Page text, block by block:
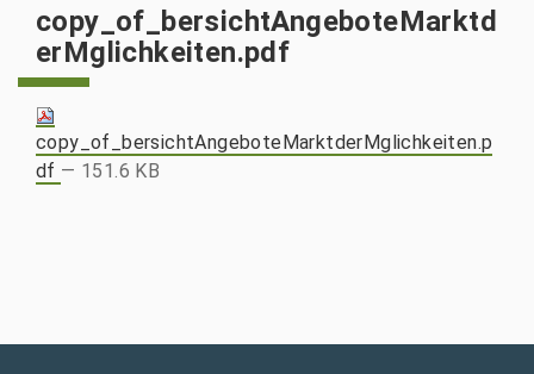
copy_of_bersichtAngeboteMarktd
erMglichkeiten.pdf
copy_of_bersichtAngeboteMarktderMglichkeiten.p
df — 151.6 KB